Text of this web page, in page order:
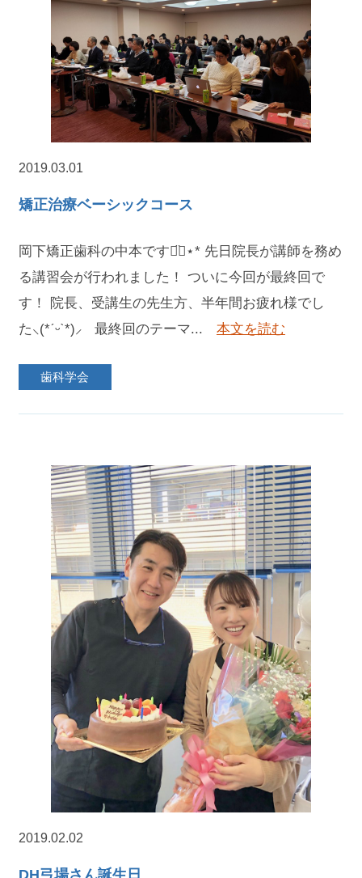
2019.03.01
矯正治療ベーシックコース
岡下矯正歯科の中本です◡̈⃝︎⋆︎* 先日院長が講師を務め
る講習会が行われました！ ついに今回が最終回で
す！ 院長、受講生の先生方、半年間お疲れ様でし
た⸜(*ˊᵕˋ*)⸝ 最終回のテーマ... 本文を読む
歯科学会
2019.02.02
DH弓場さん誕生日